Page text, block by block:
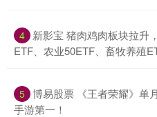
4 新影宝 猪肉鸡肉板块拉升
ETF、农业50ETF、畜牧养殖
5 博易股票 《王者荣耀》单
手游第一！